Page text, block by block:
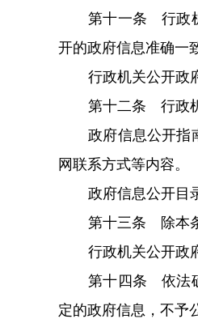
第十一条 行政
开的政府信息准确一
行政机关公开政
第十二条 行政
政府信息公开指
网联系方式等内容。
政府信息公开目
第十三条 除本
行政机关公开政
第十四条 依法
定的政府信息，不予